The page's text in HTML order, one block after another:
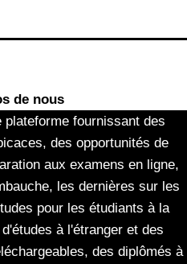
de nous
plateforme fournissant des
des opportunités de
aux examens en ligne,
les dernières sur les
pour les étudiants à la
à l'étranger et des
des diplômés à